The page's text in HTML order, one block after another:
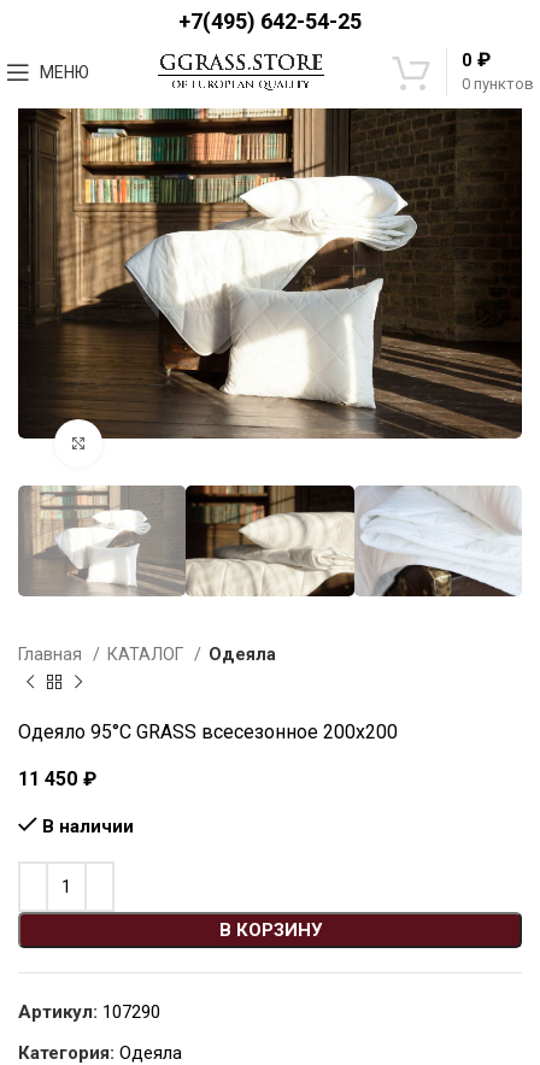
+7(495) 642-54-25
МЕНЮ
0 пунктов
0 ₽
Увеличить
Главная КАТАЛОГ Одеяла
Одеяло 95°C GRASS всесезонное 200х200
11 450 ₽
В наличии
В КОРЗИНУ
Артикул: 107290
Категория: Одеяла